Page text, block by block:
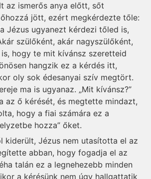
az ismerős anya előtt, sőt
jött, ezért megkérdezte tőle:
Jézus ugyanezt kérdezi tőled is,
szülőként, akár nagyszülőként,
hogy te mit kívánsz szeretteid
hangzik ez a kérdés itt,
oly sok édesanyai szív megtört.
ma is ugyanaz. „Mit kívánsz?”
az ő kérését, és megtette mindazt,
hogy a fiai számára ez a
hozza” őket.
kiderült, Jézus nem utasította el az
abban, hogy fogadja el az
talán ez a legnehezebb minden
a kérésünk nem úgy hallgattatik